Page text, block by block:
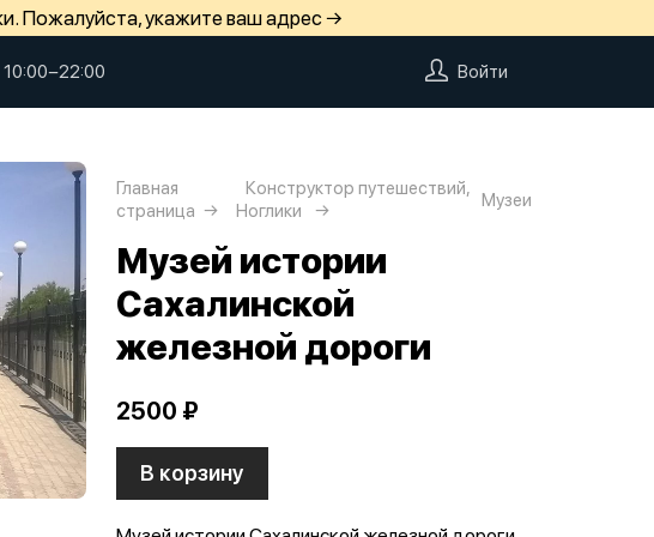
Пожалуйста, укажите ваш адрес →
10:00−22:00 Войти
Главная
страница
Конструктор путешествий,
Ноглики
Музеи
Музей истории
Сахалинской
железной дороги
2500 ₽
В корзину